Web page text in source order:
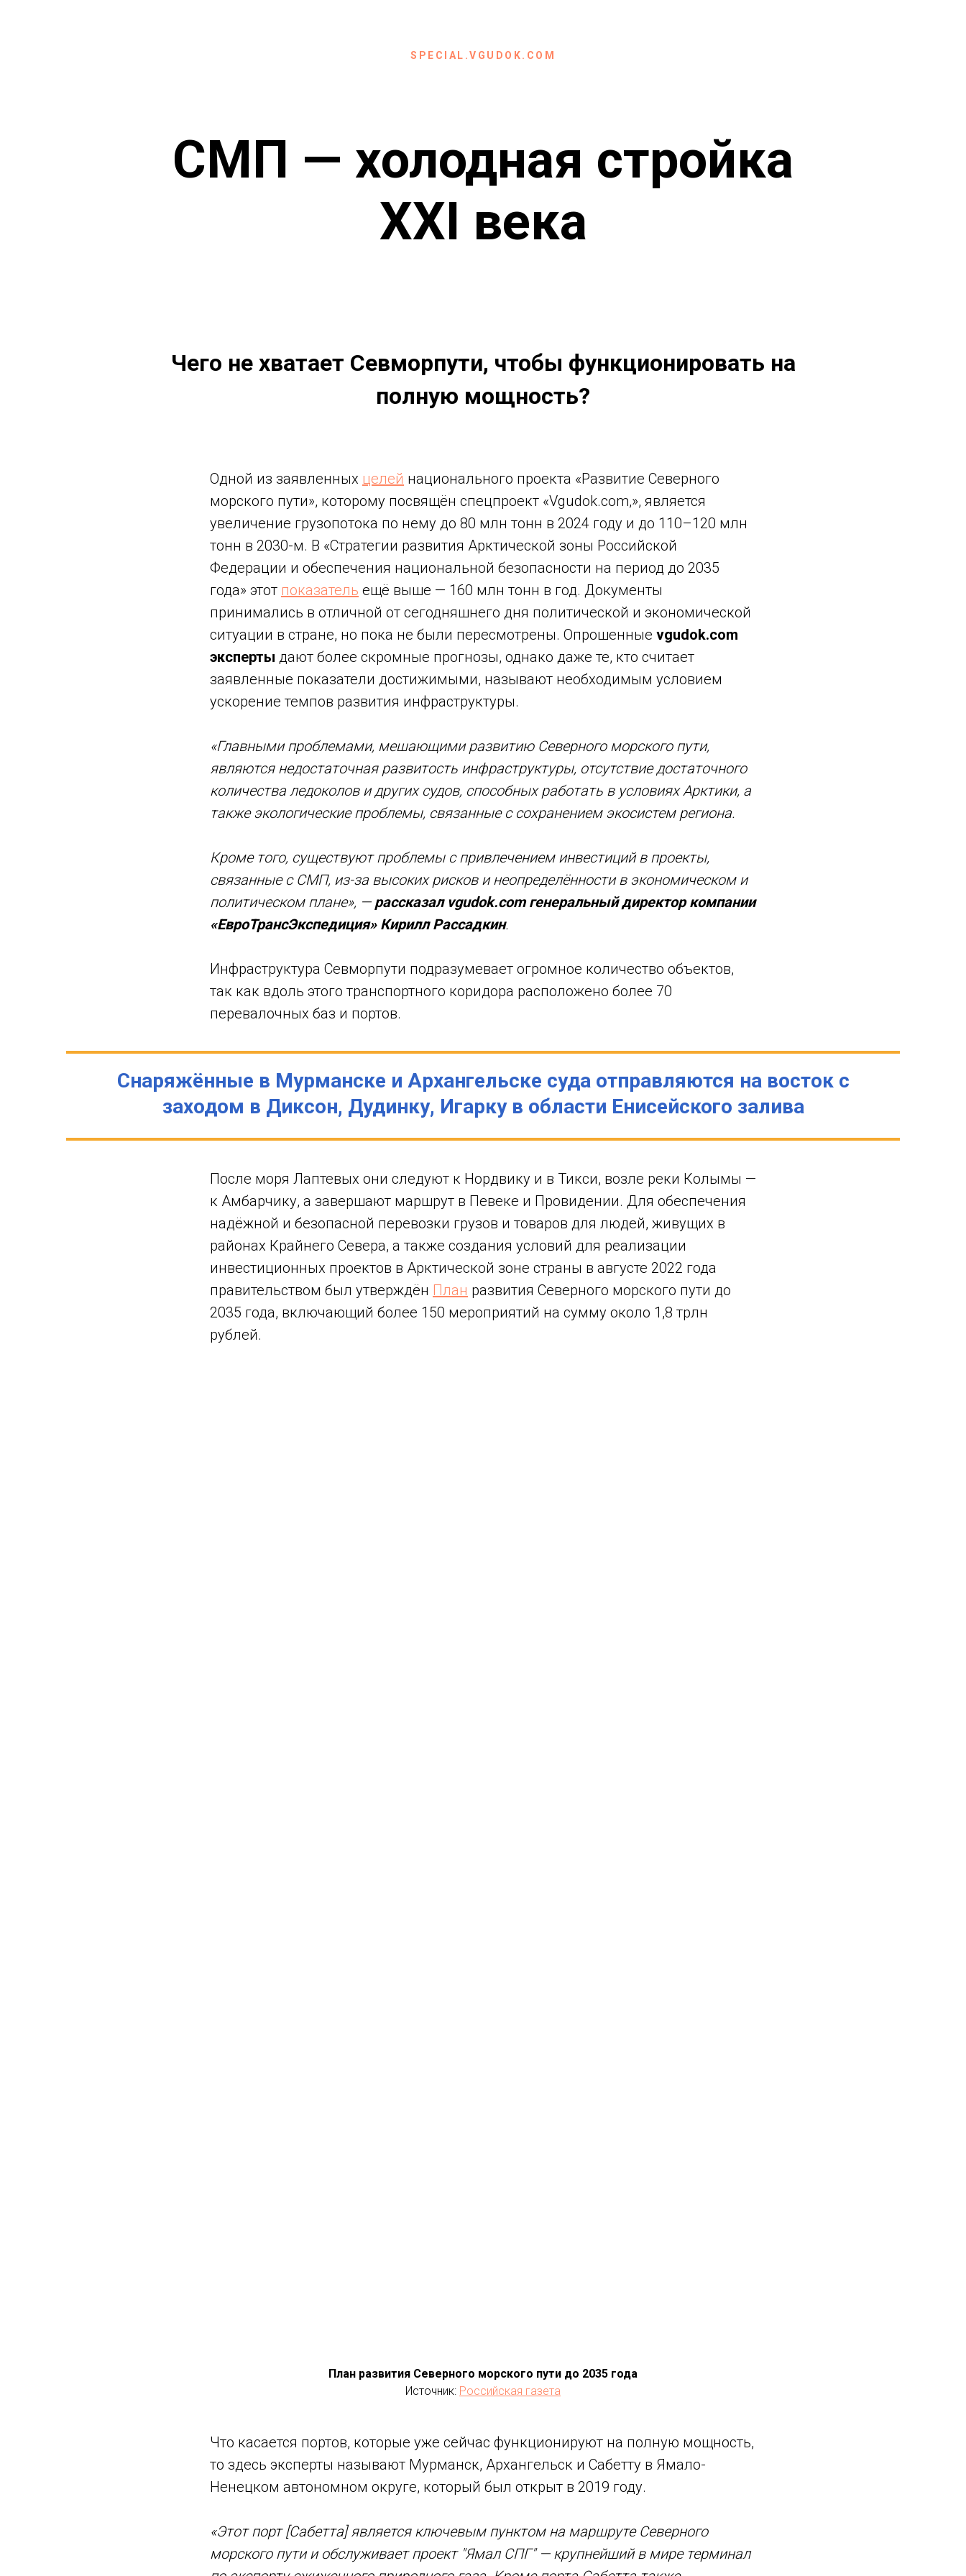
SPECIAL.VGUDOK.COM
СМП — холодная стройка
XXI века
Чего не хватает Севморпути, чтобы функционировать на
полную мощность?
Одной из заявленных целей национального проекта «Развитие Северного
морского пути», которому посвящён спецпроект «Vgudok.com,», является
увеличение грузопотока по нему до 80 млн тонн в 2024 году и до 110–120 млн
тонн в 2030-м. В «Стратегии развития Арктической зоны Российской
Федерации и обеспечения национальной безопасности на период до 2035
года» этот показатель ещё выше — 160 млн тонн в год. Документы
принимались в отличной от сегодняшнего дня политической и экономической
ситуации в стране, но пока не были пересмотрены. Опрошенные vgudok.com
эксперты дают более скромные прогнозы, однако даже те, кто считает
заявленные показатели достижимыми, называют необходимым условием
ускорение темпов развития инфраструктуры.
«Главными проблемами, мешающими развитию Северного морского пути,
являются недостаточная развитость инфраструктуры, отсутствие достаточного
количества ледоколов и других судов, способных работать в условиях Арктики, а
также экологические проблемы, связанные с сохранением экосистем региона.
Кроме того, существуют проблемы с привлечением инвестиций в проекты,
связанные с СМП, из-за высоких рисков и неопределённости в экономическом и
политическом плане», — рассказал vgudok.com генеральный директор компании
«ЕвроТрансЭкспедиция» Кирилл Рассадкин.
Инфраструктура Севморпути подразумевает огромное количество объектов,
так как вдоль этого транспортного коридора расположено более 70
перевалочных баз и портов.
Снаряжённые в Мурманске и Архангельске суда отправляются на восток с
заходом в Диксон, Дудинку, Игарку в области Енисейского залива
После моря Лаптевых они следуют к Нордвику и в Тикси, возле реки Колымы —
к Амбарчику, а завершают маршрут в Певеке и Провидении. Для обеспечения
надёжной и безопасной перевозки грузов и товаров для людей, живущих в
районах Крайнего Севера, а также создания условий для реализации
инвестиционных проектов в Арктической зоне страны в августе 2022 года
правительством был утверждён План развития Северного морского пути до
2035 года, включающий более 150 мероприятий на сумму около 1,8 трлн
рублей.
План развития Северного морского пути до 2035 года
Источник: Российская газета
Что касается портов, которые уже сейчас функционируют на полную мощность,
то здесь эксперты называют Мурманск, Архангельск и Сабетту в Ямало-
Ненецком автономном округе, который был открыт в 2019 году.
«Этот порт [Сабетта] является ключевым пунктом на маршруте Северного
морского пути и обслуживает проект "Ямал СПГ" — крупнейший в мире терминал